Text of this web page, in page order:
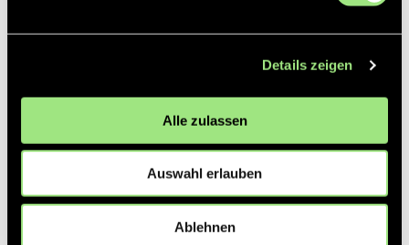
Details zeigen
Alle zulassen
Auswahl erlauben
Ablehnen